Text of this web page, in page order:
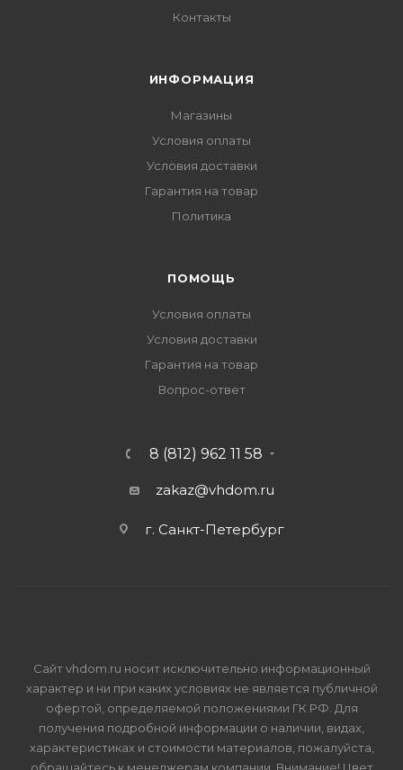
Контакты
ИНФОРМАЦИЯ
Магазины
Условия оплаты
Условия доставки
Гарантия на товар
Политика
ПОМОЩЬ
Условия оплаты
Условия доставки
Гарантия на товар
Вопрос-ответ
8 (812) 962 11 58
zakaz@vhdom.ru
г. Санкт-Петербург
Сайт vhdom.ru носит исключительно информационный
характер и ни при каких условиях не является публичной
офертой, определяемой положениями ГК РФ. Для
получения подробной информации о наличии, видах,
характеристиках и стоимости материалов, пожалуйста,